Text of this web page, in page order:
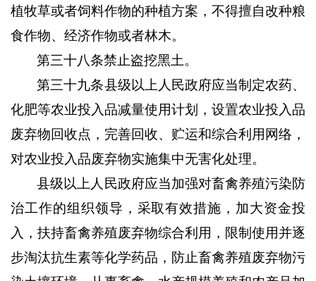
植牧草或者饲料作物的种植方案，不得擅自改种粮
食作物、经济作物或者林木。
第三十八条禁止盗挖黑土。
第三十九条县级以上人民政府应当制定农药、
化肥等农业投入品减量使用计划，设置农业投入品
废弃物回收点，完善回收、贮运和综合利用网络，
对农业投入品废弃物实施集中无害化处理。
县级以上人民政府应当加强对畜禽养殖污染防
治工作的组织领导，采取有效措施，加大资金投
入，扶持畜禽养殖废弃物综合利用，限制使用并逐
步淘汰抗生素等化学药品，防止畜禽养殖废弃物污